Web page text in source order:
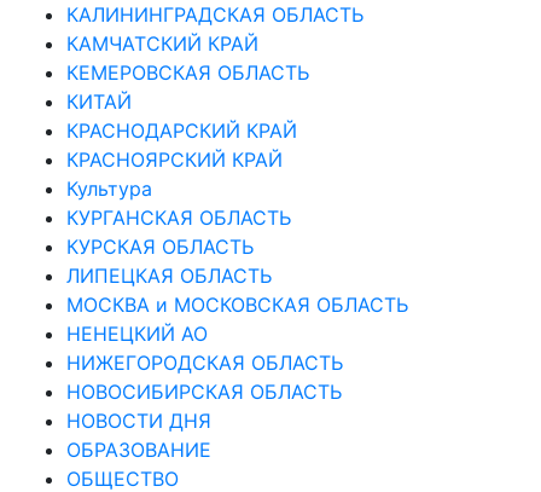
КАЛИНИНГРАДCКАЯ ОБЛАСТЬ
КАМЧАТСКИЙ КРАЙ
КЕМЕРОВСКАЯ ОБЛАСТЬ
КИТАЙ
КРАСНОДАРСКИЙ КРАЙ
КРАСНОЯРСКИЙ КРАЙ
Культура
КУРГАНСКАЯ ОБЛАСТЬ
КУРСКАЯ ОБЛАСТЬ
ЛИПЕЦКАЯ ОБЛАСТЬ
МОСКВА и МОСКОВСКАЯ ОБЛАСТЬ
НЕНЕЦКИЙ АО
НИЖЕГОРОДСКАЯ ОБЛАСТЬ
НОВОСИБИРСКАЯ ОБЛАСТЬ
НОВОСТИ ДНЯ
ОБРАЗОВАНИЕ
ОБЩЕСТВО